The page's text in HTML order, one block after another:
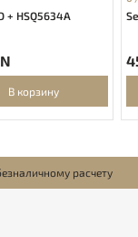
+ HSQ5634A
В корзину
расчету